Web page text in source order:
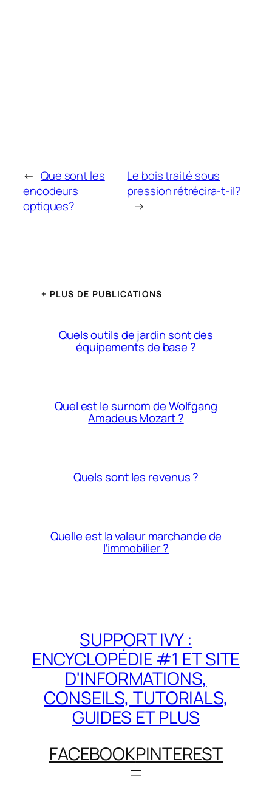
← Que sont les
encodeurs
optiques?
Le bois traité sous
pression rétrécira-t-il?
→
+ PLUS DE PUBLICATIONS
Quels outils de jardin sont des
équipements de base ?
Quel est le surnom de Wolfgang
Amadeus Mozart ?
Quels sont les revenus ?
Quelle est la valeur marchande de
l’immobilier ?
SUPPORT IVY :
ENCYCLOPÉDIE #1 ET SITE
D'INFORMATIONS,
CONSEILS, TUTORIALS,
GUIDES ET PLUS
FACEBOOKPINTEREST